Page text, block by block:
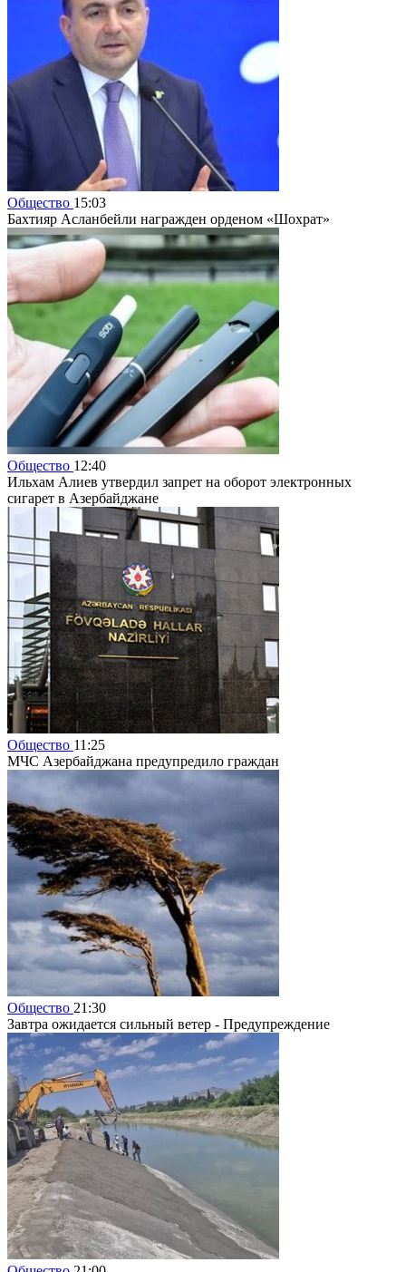
Общество 15:03
Бахтияр Асланбейли награжден орденом «Шохрат»
Общество 12:40
Ильхам Алиев утвердил запрет на оборот электронных
сигарет в Азербайджане
Общество 11:25
МЧС Азербайджана предупредило граждан
Общество 21:30
Завтра ожидается сильный ветер - Предупреждение